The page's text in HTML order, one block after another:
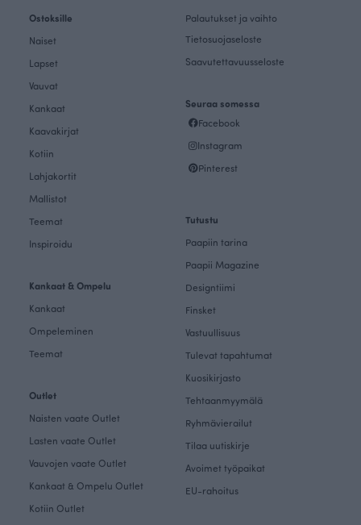
Ostoksille
Naiset
Lapset
Vauvat
Kankaat
Kaavakirjat
Kotiin
Lahjakortit
Mallistot
Teemat
Inspiroidu
Kankaat & Ompelu
Kankaat
Ompeleminen
Teemat
Outlet
Naisten vaate Outlet
Lasten vaate Outlet
Vauvojen vaate Outlet
Kankaat & Ompelu Outlet
Kotiin Outlet
Palautukset ja vaihto
Tietosuojaseloste
Saavutettavuusseloste
Seuraa somessa
Facebook
Instagram
Pinterest
Tutustu
Paapiin tarina
Paapii Magazine
Designtiimi
Finsket
Vastuullisuus
Tulevat tapahtumat
Kuosikirjasto
Tehtaanmyymälä
Ryhmävierailut
Tilaa uutiskirje
Avoimet työpaikat
EU-rahoitus